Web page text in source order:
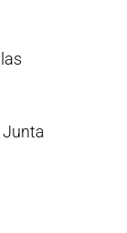
Junta